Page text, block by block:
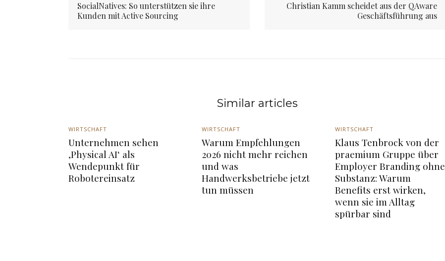
SocialNatives: So unterstützen sie ihre
Kunden mit Active Sourcing
Christian Kamm scheidet aus der QAware
Geschäftsführung aus
Similar articles
WIRTSCHAFT
Unternehmen sehen
‚Physical AI‘ als
Wendepunkt für
Robotereinsatz
WIRTSCHAFT
Warum Empfehlungen
2026 nicht mehr reichen
und was
Handwerksbetriebe jetzt
tun müssen
WIRTSCHAFT
Klaus Tenbrock von der
praemium Gruppe über
Employer Branding ohne
Substanz: Warum
Benefits erst wirken,
wenn sie im Alltag
spürbar sind